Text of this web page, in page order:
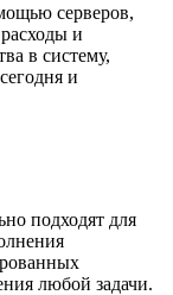
серверов,
и
в систему,
и
подходят для
любой задачи.